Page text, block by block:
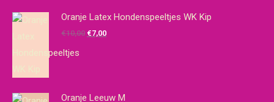
Oranje Latex Hondenspeeltjes WK Kip
€10,00 Oorspronkelijke
€7,00Huidige
Oranje Leeuw M